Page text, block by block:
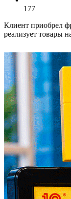
177
Клиент приобрел
реализует товары